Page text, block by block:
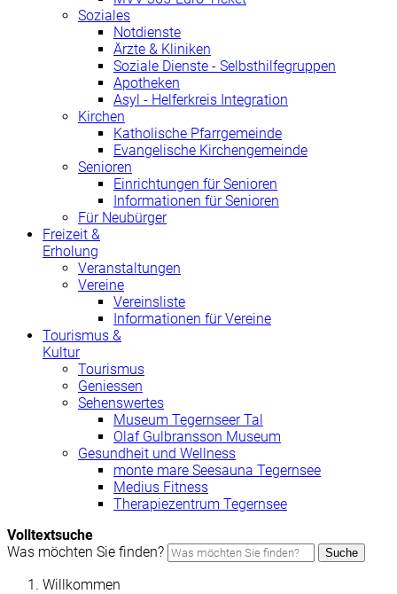
Soziales
Notdienste
Ärzte & Kliniken
Soziale Dienste - Selbsthilfegruppen
Apotheken
Asyl - Helferkreis Integration
Kirchen
Katholische Pfarrgemeinde
Evangelische Kirchengemeinde
Senioren
Einrichtungen für Senioren
Informationen für Senioren
Für Neubürger
Freizeit &
Erholung
Veranstaltungen
Vereine
Vereinsliste
Informationen für Vereine
Tourismus &
Kultur
Tourismus
Geniessen
Sehenswertes
Museum Tegernseer Tal
Olaf Gulbransson Museum
Gesundheit und Wellness
monte mare Seesauna Tegernsee
Medius Fitness
Therapiezentrum Tegernsee
Volltextsuche
Was möchten Sie finden?
Suche
Willkommen